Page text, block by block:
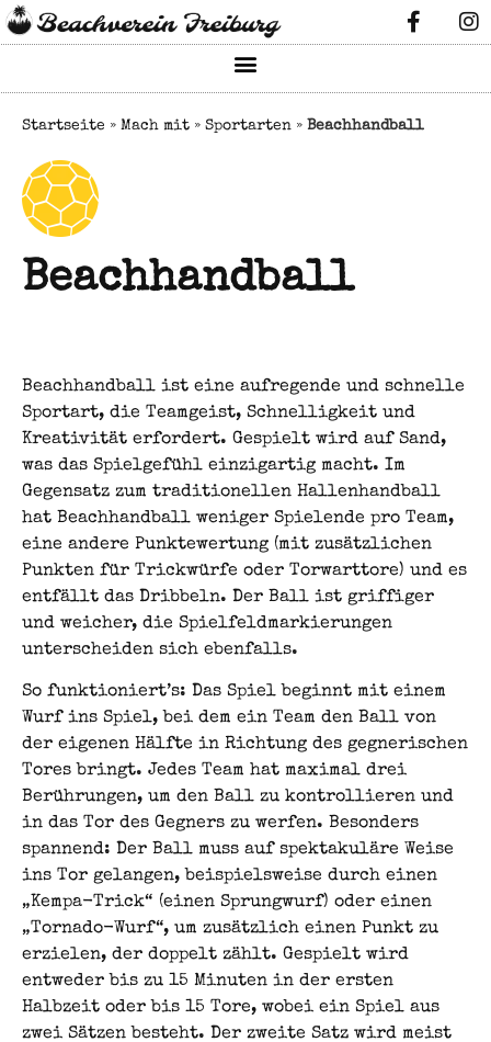
Startseite » Mach mit » Sportarten » Beachhandball
Beachhandball
Beachhandball ist eine aufregende und schnelle
Sportart, die Teamgeist, Schnelligkeit und
Kreativität erfordert. Gespielt wird auf Sand,
was das Spielgefühl einzigartig macht. Im
Gegensatz zum traditionellen Hallenhandball
hat Beachhandball weniger Spielende pro Team,
eine andere Punktewertung (mit zusätzlichen
Punkten für Trickwürfe oder Torwarttore) und es
entfällt das Dribbeln. Der Ball ist griffiger
und weicher, die Spielfeldmarkierungen
unterscheiden sich ebenfalls.
So funktioniert’s: Das Spiel beginnt mit einem
Wurf ins Spiel, bei dem ein Team den Ball von
der eigenen Hälfte in Richtung des gegnerischen
Tores bringt. Jedes Team hat maximal drei
Berührungen, um den Ball zu kontrollieren und
in das Tor des Gegners zu werfen. Besonders
spannend: Der Ball muss auf spektakuläre Weise
ins Tor gelangen, beispielsweise durch einen
„Kempa-Trick“ (einen Sprungwurf) oder einen
„Tornado-Wurf“, um zusätzlich einen Punkt zu
erzielen, der doppelt zählt. Gespielt wird
entweder bis zu 15 Minuten in der ersten
Halbzeit oder bis 15 Tore, wobei ein Spiel aus
zwei Sätzen besteht. Der zweite Satz wird meist